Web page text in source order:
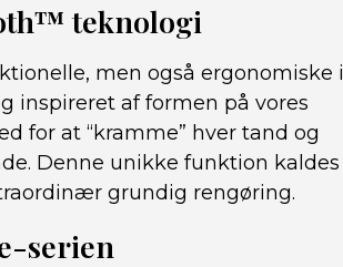
teknologi
men også ergonomiske i
inspireret af formen på vores
for at “kramme” hver tand og
Denne unikke funktion kaldes
grundig rengøring.
serien